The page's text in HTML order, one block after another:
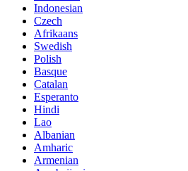
Indonesian
Czech
Afrikaans
Swedish
Polish
Basque
Catalan
Esperanto
Hindi
Lao
Albanian
Amharic
Armenian